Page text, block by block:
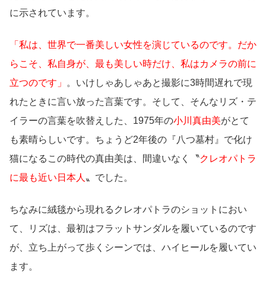
に示されています。
「私は、世界で一番美しい女性を演じているのです。だか
らこそ、私自身が、最も美しい時だけ、私はカメラの前に
立つのです」
。いけしゃあしゃあと撮影に3時間遅れで現
れたときに言い放った言葉です。そして、そんなリズ・テ
イラーの言葉を吹替えした、1975年の小川真由美がとて
も素晴らしいです。ちょうど2年後の『八つ墓村』で化け
猫になるこの時代の真由美は、間違いなく〝クレオパトラ
に最も近い日本人 〟でした。
ちなみに絨毯から現れるクレオパトラのショットにおい
て、リズは、最初はフラットサンダルを履いているのです
が、立ち上がって歩くシーンでは、ハイヒールを履いてい
ます。